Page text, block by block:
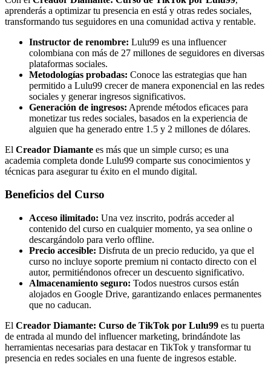
aprenderás a optimizar tu presencia en está y otras redes sociales,
transformando tus seguidores en una comunidad activa y rentable.
Instructor de renombre: Lulu99 es una influencer
colombiana con más de 27 millones de seguidores en diversas
plataformas sociales.
Metodologías probadas: Conoce las estrategias que han
permitido a Lulu99 crecer de manera exponencial en las redes
sociales y generar ingresos significativos.
Generación de ingresos: Aprende métodos eficaces para
monetizar tus redes sociales, basados en la experiencia de
alguien que ha generado entre 1.5 y 2 millones de dólares.
El Creador Diamante es más que un simple curso; es una
academia completa donde Lulu99 comparte sus conocimientos y
técnicas para asegurar tu éxito en el mundo digital.
Beneficios del Curso
Acceso ilimitado: Una vez inscrito, podrás acceder al
contenido del curso en cualquier momento, ya sea online o
descargándolo para verlo offline.
Precio accesible: Disfruta de un precio reducido, ya que el
curso no incluye soporte premium ni contacto directo con el
autor, permitiéndonos ofrecer un descuento significativo.
Almacenamiento seguro: Todos nuestros cursos están
alojados en Google Drive, garantizando enlaces permanentes
que no caducan.
El Creador Diamante: Curso de TikTok por Lulu99 es tu puerta
de entrada al mundo del influencer marketing, brindándote las
herramientas necesarias para destacar en TikTok y transformar tu
presencia en redes sociales en una fuente de ingresos estable.